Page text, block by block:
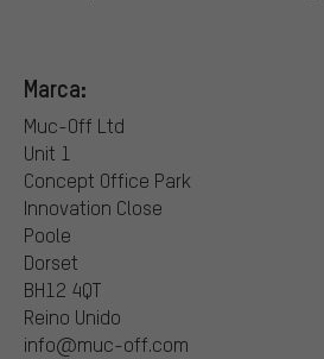
Marca:
Muc-Off Ltd
Unit 1
Concept Office Park
Innovation Close
Poole
Dorset
BH12 4QT
Reino Unido
info@muc-off.com